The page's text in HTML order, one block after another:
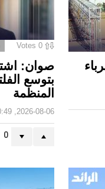
0
Votes
صوان:
بتوسع
المنظمة
2026-08-06, 10:49 م
0